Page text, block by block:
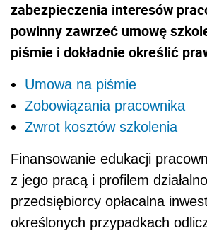
zabezpieczenia interesów
powinny zawrzeć umowę
piśmie i dokładnie określić
Umowa na piśmie
Zobowiązania pracownika
Zwrot kosztów szkolenia
Finansowanie edukacji
z jego pracą i profilem
przedsiębiorcy opłacalna
określonych przypadkach